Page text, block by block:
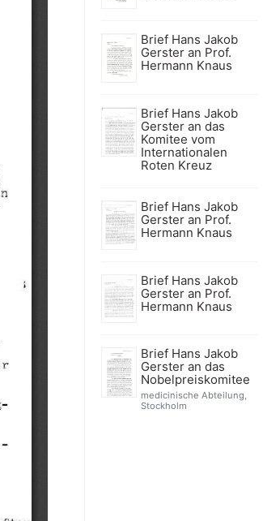
Brief Hans Jakob
Gerster an Prof.
Hermann Knaus
Brief Hans Jakob
Gerster an das
Komitee vom
Internationalen
Roten Kreuz
Brief Hans Jakob
Gerster an Prof.
Hermann Knaus
Brief Hans Jakob
Gerster an Prof.
Hermann Knaus
Brief Hans Jakob
Gerster an das
Nobelpreiskomitee
medicinische Abteilung,
Stockholm